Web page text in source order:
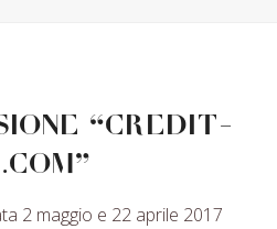
“CREDIT-
2 maggio e 22 aprile 2017